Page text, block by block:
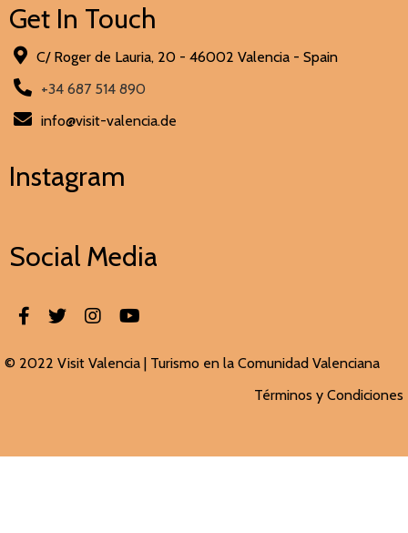
Get In Touch
C/ Roger de Lauria, 20 - 46002 Valencia - Spain
+34 687 514 890
info@visit-valencia.de
Instagram
Social Media
© 2022 Visit Valencia | Turismo en la Comunidad Valenciana
Términos y Condiciones